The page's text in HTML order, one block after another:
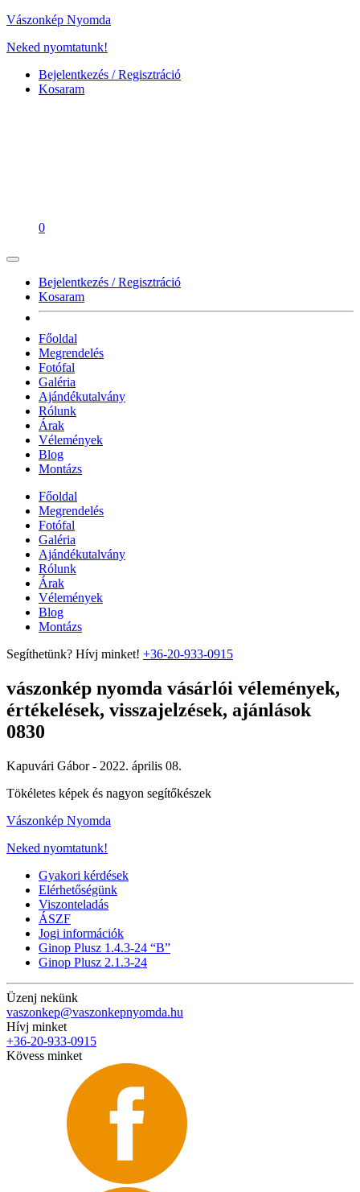
Vászonkép Nyomda
Neked nyomtatunk!
Bejelentkezés / Regisztráció
Kosaram
0
Bejelentkezés / Regisztráció
Kosaram
Főoldal
Megrendelés
Fotófal
Galéria
Ajándékutalvány
Rólunk
Árak
Vélemények
Blog
Montázs
Főoldal
Megrendelés
Fotófal
Galéria
Ajándékutalvány
Rólunk
Árak
Vélemények
Blog
Montázs
Segíthetünk? Hívj minket! +36-20-933-0915
vászonkép nyomda vásárlói vélemények,
értékelések, visszajelzések, ajánlások
0830
Kapuvári Gábor - 2022. április 08.
Tökéletes képek és nagyon segítőkészek
Vászonkép Nyomda
Neked nyomtatunk!
Gyakori kérdések
Elérhetőségünk
Viszonteladás
ÁSZF
Jogi információk
Ginop Plusz 1.4.3-24 “B”
Ginop Plusz 2.1.3-24
Üzenj nekünk
vaszonkep@vaszonkepnyomda.hu
Hívj minket
+36-20-933-0915
Kövess minket